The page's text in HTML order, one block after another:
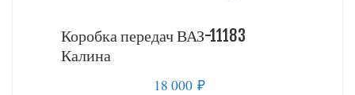
Коробка передач ВАЗ-11183
Калина
18 000₽